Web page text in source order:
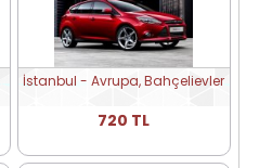
İstanbul - Avrupa, Bahçelievler
720 TL